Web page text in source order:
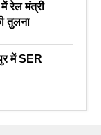
रेल मंत्री
तुलना
में SER